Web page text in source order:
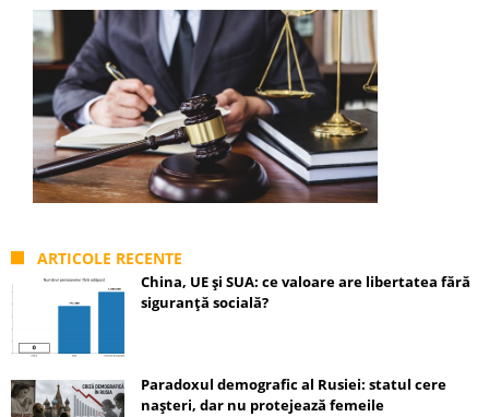
ARTICOLE RECENTE
China, UE și SUA: ce valoare are libertatea fără
siguranță socială?
Paradoxul demografic al Rusiei: statul cere
nașteri, dar nu protejează femeile